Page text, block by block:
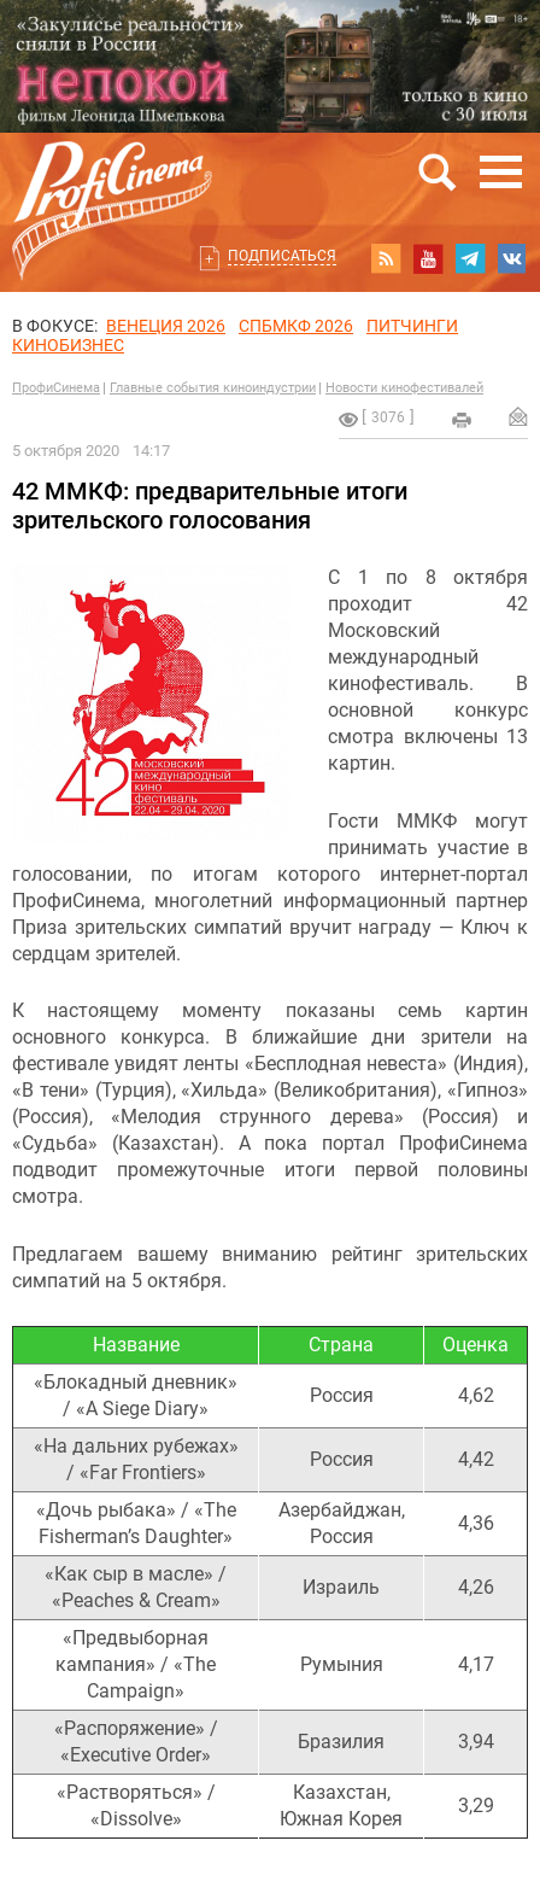
ПОДПИСАТЬСЯ
В ФОКУСЕ: ВЕНЕЦИЯ 2026 СПБМКФ 2026
ПИТЧИНГИ
КИНОБИЗНЕС
ПрофиСинема Главные события киноиндустрии Новости кинофестивалей
3076
5 октября 2020 14:17
42 ММКФ: предварительные итоги
зрительского голосования
С 1 по 8 октября
проходит 42
Московский
международный
кинофестиваль. В
основной конкурс
смотра включены 13
картин.
Гости ММКФ могут
принимать участие в
голосовании, по итогам которого интернет-портал
ПрофиСинема, многолетний информационный партнер
Приза зрительских симпатий вручит награду — Ключ к
сердцам зрителей.
К настоящему моменту показаны семь картин
основного конкурса. В ближайшие дни зрители на
фестивале увидят ленты «Бесплодная невеста» (Индия),
«В тени» (Турция), «Хильда» (Великобритания), «Гипноз»
(Россия), «Мелодия струнного дерева» (Россия) и
«Судьба» (Казахстан). А пока портал ПрофиСинема
подводит промежуточные итоги первой половины
смотра.
Предлагаем вашему вниманию рейтинг зрительских
симпатий на 5 октября.
Название Страна
Оценка
«Блокадный дневник»
/ «A Siege Diary»
Россия 4,62
«На дальних рубежах»
/ «Far Frontiers»
Россия 4,42
«Дочь рыбака» / «The
Fisherman’s Daughter»
Азербайджан,
Россия
4,36
«Как сыр в масле» /
«Peaches & Cream»
Израиль 4,26
«Предвыборная
кампания» / «The
Campaign»
Румыния 4,17
«Распоряжение» /
«Executive Order»
Бразилия 3,94
«Растворяться» /
«Dissolve»
Казахстан,
Южная Корея
3,29